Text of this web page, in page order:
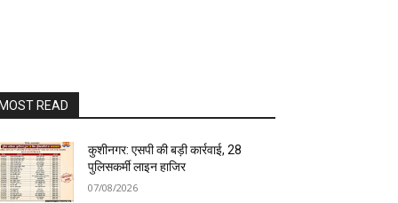
READ
कुशीनगर: एसपी की बड़ी कार्रवाई, 28
पुलिसकर्मी लाइन हाजिर
07/08/2026